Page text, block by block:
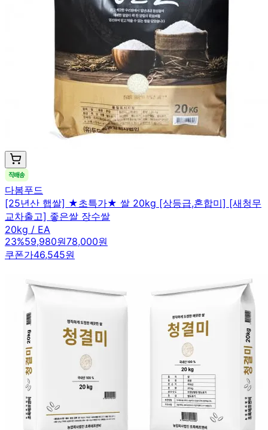
다봄푸드
[25년산 햅쌀] ★초특가★ 쌀 20kg [상등급,혼합미] [새청무
교차출고] 좋은쌀 장수쌀
20kg / EA
23%59,980원78,000원
쿠폰가46,545원